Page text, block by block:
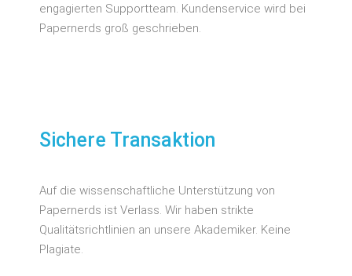
engagierten Supportteam. Kundenservice wird bei
Papernerds groß geschrieben.
Sichere Transaktion
Auf die wissenschaftliche Unterstützung von
Papernerds ist Verlass. Wir haben strikte
Qualitätsrichtlinien an unsere Akademiker. Keine
Plagiate.